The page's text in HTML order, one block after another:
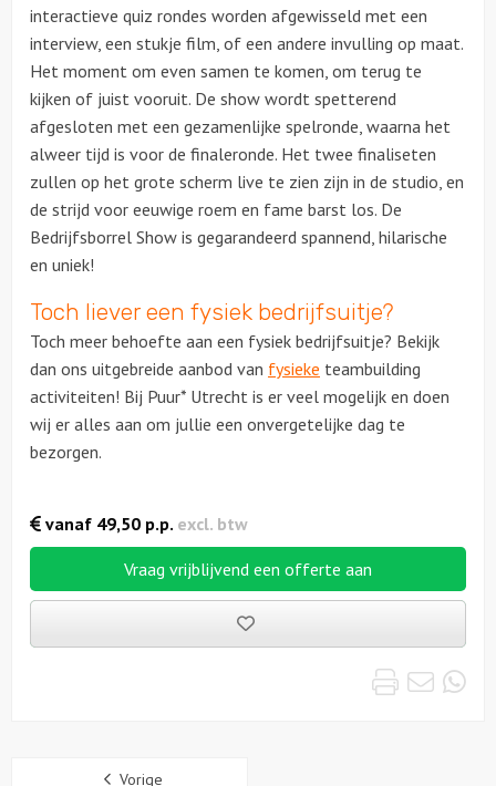
interactieve quiz rondes worden afgewisseld met een
interview, een stukje film, of een andere invulling op maat.
Het moment om even samen te komen, om terug te
kijken of juist vooruit. De show wordt spetterend
afgesloten met een gezamenlijke spelronde, waarna het
alweer tijd is voor de finaleronde. Het twee finaliseten
zullen op het grote scherm live te zien zijn in de studio, en
de strijd voor eeuwige roem en fame barst los. De
Bedrijfsborrel Show is gegarandeerd spannend, hilarische
en uniek!
Toch liever een fysiek bedrijfsuitje?
Toch meer behoefte aan een fysiek bedrijfsuitje? Bekijk
dan ons uitgebreide aanbod van fysieke teambuilding
activiteiten! Bij Puur* Utrecht is er veel mogelijk en doen
wij er alles aan om jullie een onvergetelijke dag te
bezorgen.
Vraag vrijblijvend een offerte aan
uitjes
vanaf 49,50 p.p. excl. btw
Print
Vorige